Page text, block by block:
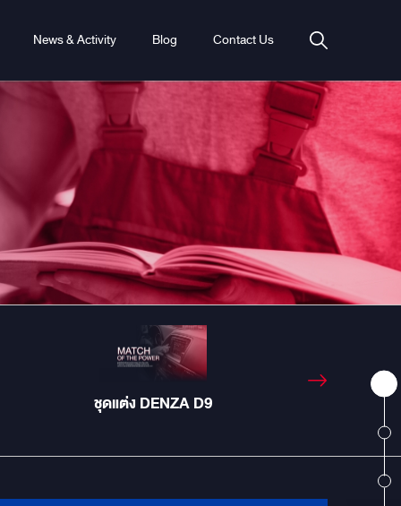
News & Activity Blog Contact Us
ชุดแต่ง DENZA D9